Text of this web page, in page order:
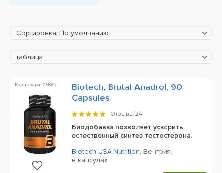
Сортировка: По умолчанию
таблица
Код товара: 26680
Biotech, Brutal Anadrol, 90
Capsules
Отзывы 24
Биодобавка позволяет ускорить
естественный синтез тестостерона.
Biotech USA Nutrition, Венгрия,
в капсулах